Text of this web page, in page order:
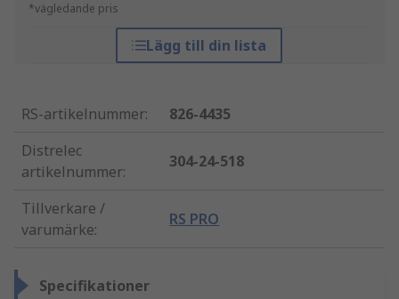
*vägledande pris
Lägg till din lista
RS-artikelnummer:
826-4435
Distrelec
artikelnummer:
304-24-518
Tillverkare /
varumärke:
RS PRO
Specifikationer